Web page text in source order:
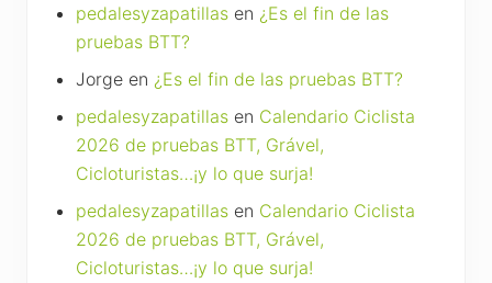
pedalesyzapatillas en ¿Es el fin de las
pruebas BTT?
Jorge en ¿Es el fin de las pruebas BTT?
pedalesyzapatillas en Calendario Ciclista
2026 de pruebas BTT, Grável,
Cicloturistas…¡y lo que surja!
pedalesyzapatillas en Calendario Ciclista
2026 de pruebas BTT, Grável,
Cicloturistas…¡y lo que surja!